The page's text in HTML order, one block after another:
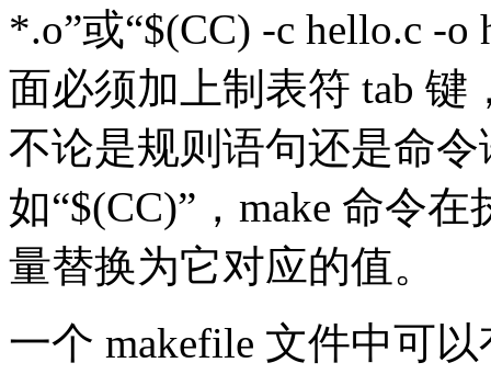
*.o”或“$(CC) -c hello.c -
面必须加上制表符 tab 键
不论是规则语句还是命
如“$(CC)”，make 命令
量替换为它对应的值。
一个 makefile 文件中可